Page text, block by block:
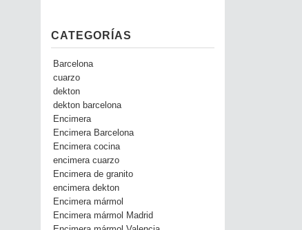
CATEGORÍAS
Barcelona
cuarzo
dekton
dekton barcelona
Encimera
Encimera Barcelona
Encimera cocina
encimera cuarzo
Encimera de granito
encimera dekton
Encimera mármol
Encimera mármol Madrid